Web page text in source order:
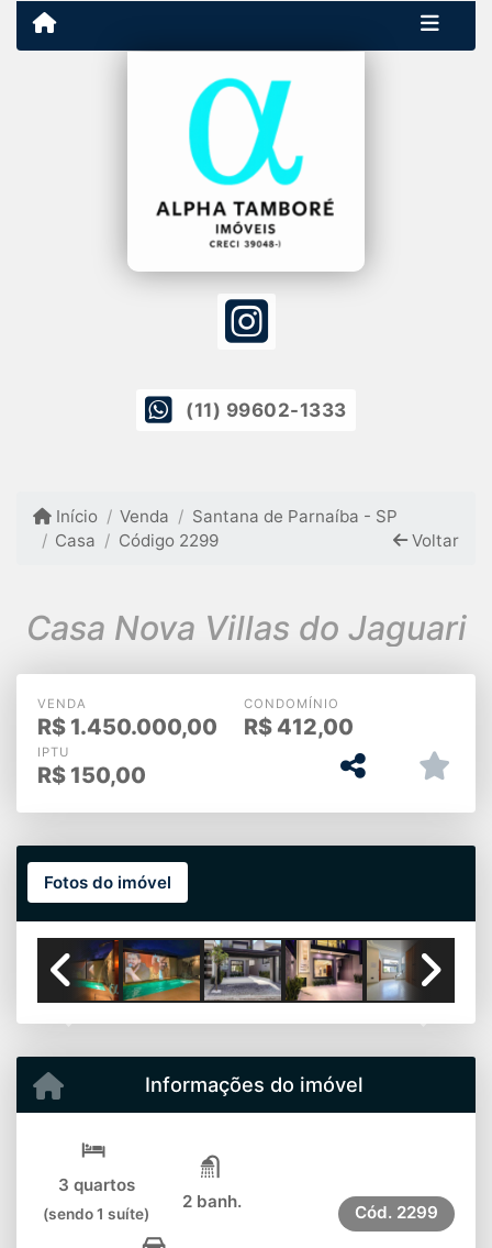
(11) 99602-1333
Início Venda
Santana de Parnaíba - SP
Casa
Código 2299 Voltar
Casa Nova Villas do Jaguari
VENDA
R$ 1.450.000,00
CONDOMÍNIO
R$ 412,00
IPTU
R$ 150,00
Fotos do imóvel
Informações do imóvel
3 quartos
(sendo 1 suíte)
2 banh.
Cód. 2299